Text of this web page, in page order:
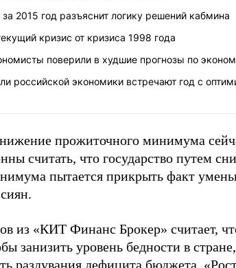
2015 год разъяснит логику решений кабмина
кризис от кризиса 1998 года
поверили в худшие прогнозы по
российской экономики встречают год с
прожиточного минимума
считать, что государство путем
пытается прикрыть факт
из «КИТ Финанс Брокер» считает,
занизить уровень бедности в
раздувания дефицита бюджета.